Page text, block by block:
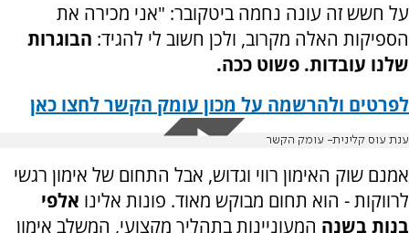
על חשש זה עונה נחמה ביטקובר: "אני מכירה את
הספיקות האלה מקרוב, ולכן חשוב לי להגיד: הבוגרות
שלנו עובדות. פשוט ככה.
לפרטים ולהרשמה על מכון עומק הקשר לחצו כאן
ענת עוס קלינית- עומק הקשר
אמנם שוק האימון רווי וגדוש, אבל התחום של אימון רגשי
לרווקות - הוא תחום מבוקש מאוד. פונות אלינו אלפי
בנות בשנה המעוניינות בתהליך מקצועי, המשלב אימון